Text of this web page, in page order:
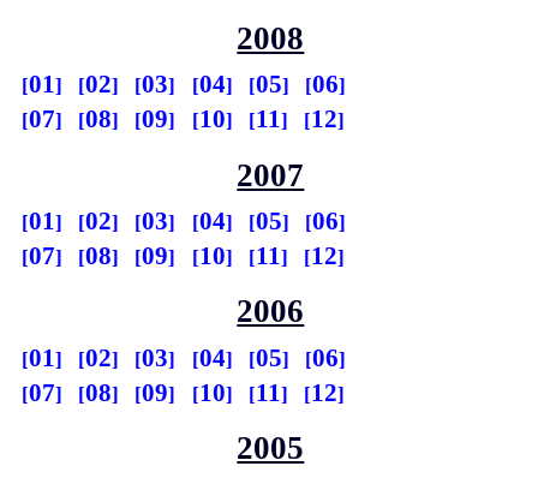
2008
01 02 03 04 05
06
07
08 09 10 11 12
2007
01 02 03 04 05
06
07
08 09 10 11 12
2006
01 02 03 04 05
06
07
08 09 10 11 12
2005